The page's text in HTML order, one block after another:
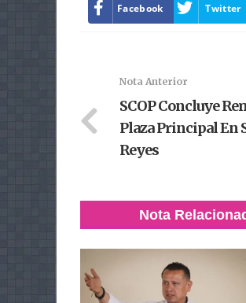
Facebook Twitter
Nota Anterior
SCOP Concluye
Plaza Principal En
Reyes
Nota